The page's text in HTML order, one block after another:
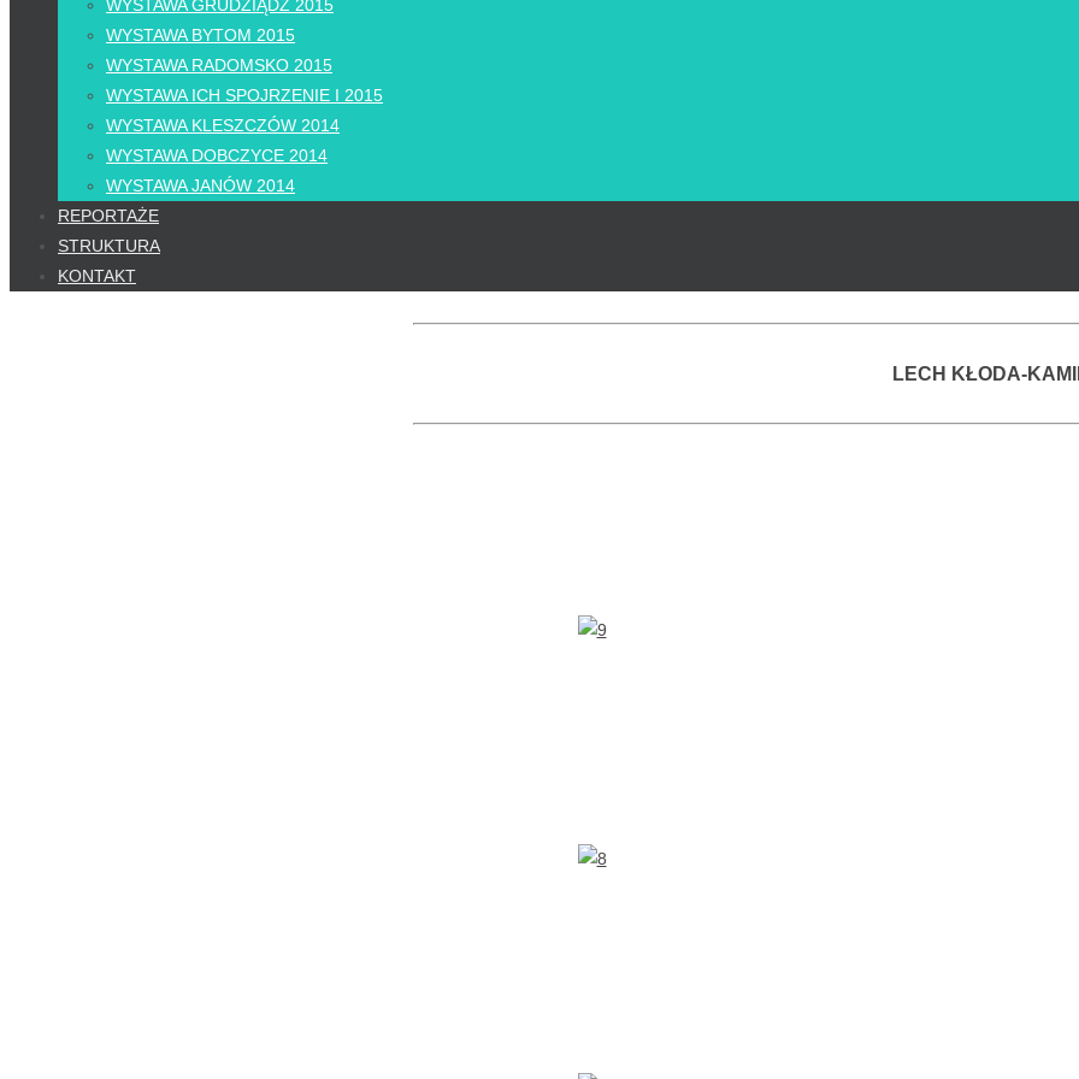
WYSTAWA GRUDZIĄDZ 2015
WYSTAWA BYTOM 2015
WYSTAWA RADOMSKO 2015
WYSTAWA ICH SPOJRZENIE I 2015
WYSTAWA KLESZCZÓW 2014
WYSTAWA DOBCZYCE 2014
WYSTAWA JANÓW 2014
REPORTAŻE
STRUKTURA
KONTAKT
LECH KŁODA-